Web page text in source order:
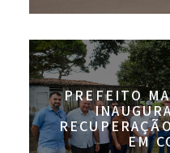
PREFEITO
EM